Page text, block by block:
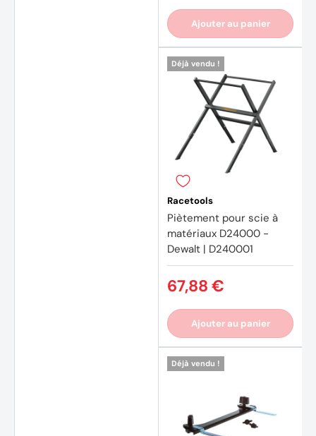
Ajouter au panier
Déjà vendu !
Racetools
Piètement pour scie à
matériaux D24000 -
Dewalt | D240001
67,88 €
Ajouter au panier
Déjà vendu !